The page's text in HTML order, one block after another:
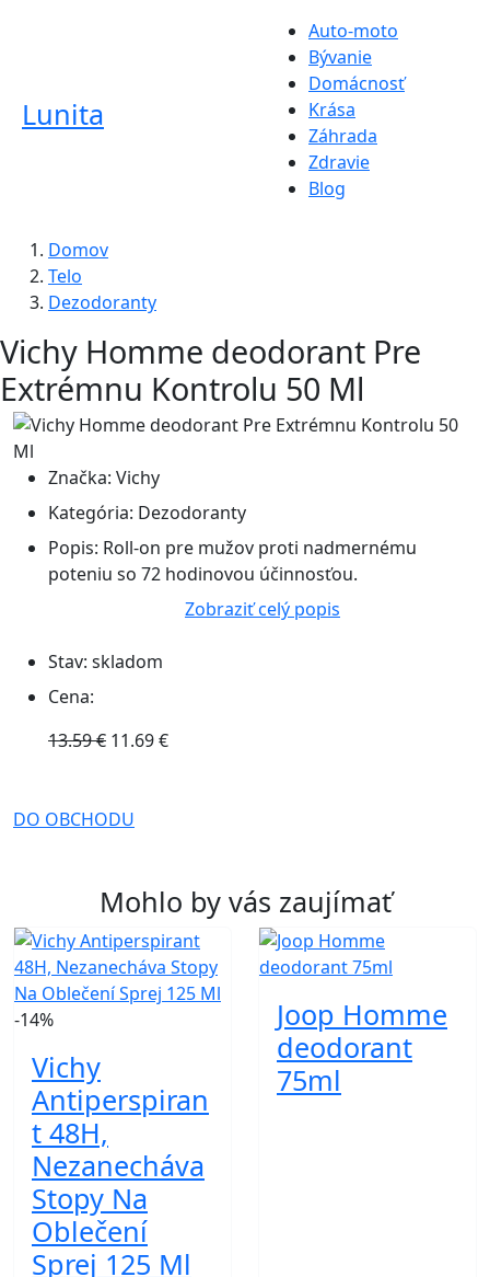
Lunita
Auto-moto
Bývanie
Domácnosť
Krása
Záhrada
Zdravie
Blog
Domov
Telo
Dezodoranty
Vichy Homme deodorant Pre
Extrémnu Kontrolu 50 Ml
Značka: Vichy
Kategória: Dezodoranty
Popis: Roll-on pre mužov proti nadmernému
poteniu so 72 hodinovou účinnosťou.
Zobraziť celý popis
Stav: skladom
Cena:
13.59 € 11.69 €
DO OBCHODU
Mohlo by vás zaujímať
-14%
Vichy
Antiperspiran
t 48H,
Nezanecháva
Stopy Na
Oblečení
Sprej 125 Ml
Joop Homme
deodorant
75ml